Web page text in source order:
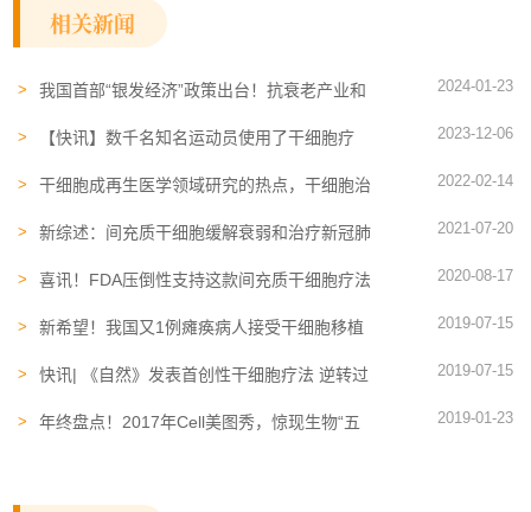
相关新闻
我国首部“银发经济”政策出台！抗衰老产业和
2024-01-23
【快讯】数千名知名运动员使用了干细胞疗
2023-12-06
干细胞​成再生医学领域研究的热点，干细胞治
2022-02-14
新综述：间充质干细胞缓解衰弱和治疗新冠肺
2021-07-20
喜讯！FDA压倒性支持这款间充质干细胞疗法
2020-08-17
新希望！我国又1例瘫痪病人接受干细胞移植
2019-07-15
快讯| 《自然》发表首创性干细胞疗法 逆转过
2019-07-15
年终盘点！2017年Cell美图秀，惊现生物“五
2019-01-23